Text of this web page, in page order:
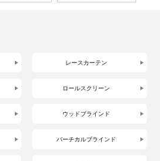
レースカーテン
ロールスクリーン
ウッドブラインド
バーチカルブラインド